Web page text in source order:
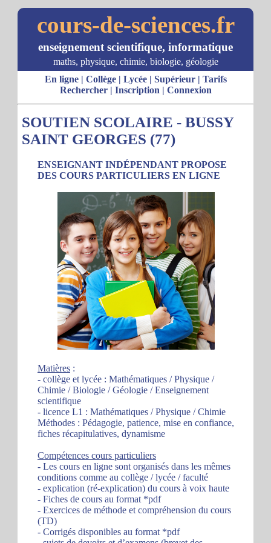
cours-de-sciences.fr
enseignement scientifique, informatique
maths, physique, chimie, biologie, géologie
En ligne| Collège| Lycée| Supérieur| Tarifs
Rechercher| Inscription | Connexion
SOUTIEN SCOLAIRE - BUSSY
SAINT GEORGES (77)
ENSEIGNANT INDÉPENDANT PROPOSE
DES COURS PARTICULIERS EN LIGNE
Matières :
- collège et lycée : Mathématiques / Physique /
Chimie / Biologie / Géologie / Enseignement
scientifique
- licence L1 : Mathématiques / Physique / Chimie
Méthodes : Pédagogie, patience, mise en confiance,
fiches récapitulatives, dynamisme
Compétences cours particuliers
- Les cours en ligne sont organisés dans les mêmes
conditions comme au collège / lycée / faculté
- explication (ré-explication) du cours à voix haute
- Fiches de cours au format *pdf
- Exercices de méthode et compréhension du cours
(TD)
- Corrigés disponibles au format *pdf